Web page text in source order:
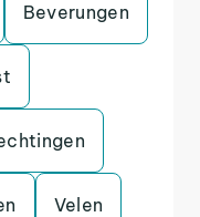
Beverungen
Velen